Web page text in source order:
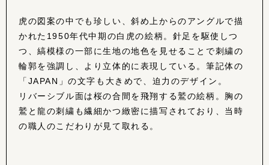
虎の図案の中でも珍しい、斜め上からのアングルで描
かれた1950年代中期の白虎の絵柄。針足を駆使しつ
つ、縞模様の一部に生地の地色を見せることで刺繍の
輪郭を強調し、より立体的に表現している。筆記体の
「JAPAN」の文字も大きめで、迫力のデザイン。
リバーシブル面は桜の合間を飛翔する鷲の絵柄。胸の
鷲と龍の刺繍も繊細かつ緻密に描写されており、当時
の職人のこだわりが見て取れる。